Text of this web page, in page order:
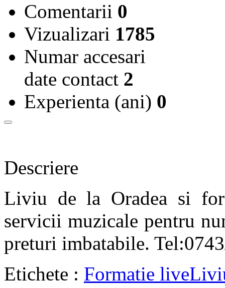
Comentarii 0
Vizualizari 1785
Numar accesari
date contact 2
Experienta (ani) 0
Descriere
Liviu de la Oradea si
servicii muzicale pentru
preturi imbatabile.
Etichete : Formatie live